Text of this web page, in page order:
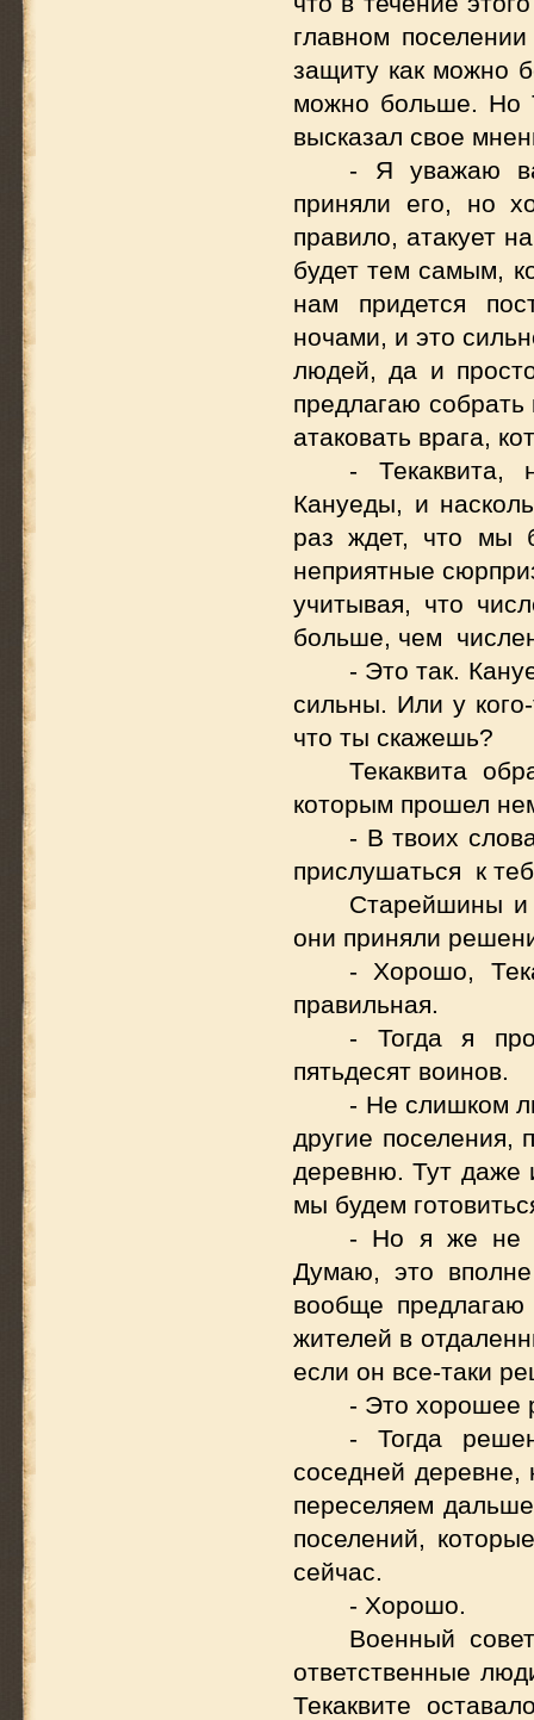
главном
защиту как можно
можно больше. Но
высказал свое
- Я уважаю
приняли его, но
правило, атакует
будет тем самым,
нам придется
ночами, и это
людей, да и
предлагаю
атаковать врага,
- Текаквита,
Кануеды, и
раз ждет, что мы
неприятные
учитывая, что
больше, чем
- Это так.
сильны. Или у
что ты скажешь?
Текаквита
которым прошел
- В твоих
прислушаться к
Старейшины и
они приняли
- Хорошо,
правильная.
- Тогда я
пятьдесят воинов.
- Не слишком
другие поселения,
деревню. Тут даже
мы будем
- Но я же не
Думаю, это
вообще
жителей в
если он все-таки
- Это хорошее
- Тогда
соседней деревне,
переселяем
поселений,
сейчас.
- Хорошо.
Военный
ответственные
Текаквите